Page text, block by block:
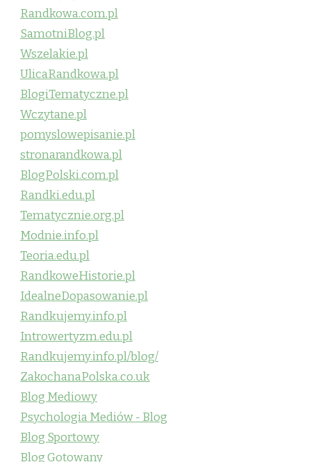
Randkowa.com.pl
SamotniBlog.pl
Wszelakie.pl
UlicaRandkowa.pl
BlogiTematyczne.pl
Wczytane.pl
pomyslowepisanie.pl
stronarandkowa.pl
BlogPolski.com.pl
Randki.edu.pl
Tematycznie.org.pl
Modnie.info.pl
Teoria.edu.pl
RandkoweHistorie.pl
IdealneDopasowanie.pl
Randkujemy.info.pl
Introwertyzm.edu.pl
Randkujemy.info.pl/blog/
ZakochanaPolska.co.uk
Blog Mediowy
Psychologia Mediów - Blog
Blog Sportowy
Blog Gotowany